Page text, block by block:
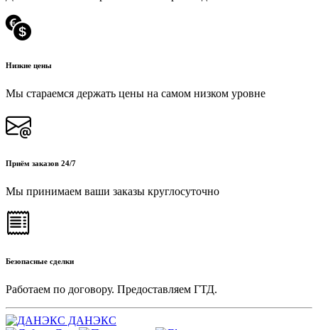
Низкие цены
Мы стараемся держать цены на самом низком уровне
Приём заказов 24/7
Мы принимаем ваши заказы круглосуточно
Безопасные сделки
Работаем по договору. Предоставляем ГТД.
ДАНЭКС